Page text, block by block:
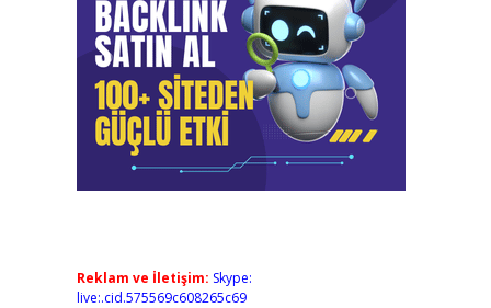
Reklam ve İletişim: Skype:
live:.cid.575569c608265c69